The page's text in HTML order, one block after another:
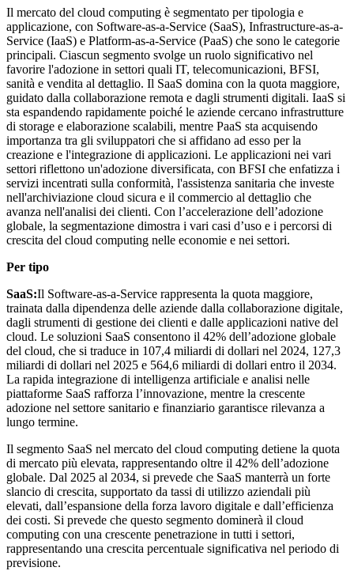
Il mercato del cloud computing è segmentato per tipologia e
applicazione, con Software-as-a-Service (SaaS), Infrastructure-as-a-
Service (IaaS) e Platform-as-a-Service (PaaS) che sono le categorie
principali. Ciascun segmento svolge un ruolo significativo nel
favorire l'adozione in settori quali IT, telecomunicazioni, BFSI,
sanità e vendita al dettaglio. Il SaaS domina con la quota maggiore,
guidato dalla collaborazione remota e dagli strumenti digitali. IaaS si
sta espandendo rapidamente poiché le aziende cercano infrastrutture
di storage e elaborazione scalabili, mentre PaaS sta acquisendo
importanza tra gli sviluppatori che si affidano ad esso per la
creazione e l'integrazione di applicazioni. Le applicazioni nei vari
settori riflettono un'adozione diversificata, con BFSI che enfatizza i
servizi incentrati sulla conformità, l'assistenza sanitaria che investe
nell'archiviazione cloud sicura e il commercio al dettaglio che
avanza nell'analisi dei clienti. Con l’accelerazione dell’adozione
globale, la segmentazione dimostra i vari casi d’uso e i percorsi di
crescita del cloud computing nelle economie e nei settori.
Per tipo
SaaS:Il Software-as-a-Service rappresenta la quota maggiore,
trainata dalla dipendenza delle aziende dalla collaborazione digitale,
dagli strumenti di gestione dei clienti e dalle applicazioni native del
cloud. Le soluzioni SaaS consentono il 42% dell’adozione globale
del cloud, che si traduce in 107,4 miliardi di dollari nel 2024, 127,3
miliardi di dollari nel 2025 e 564,6 miliardi di dollari entro il 2034.
La rapida integrazione di intelligenza artificiale e analisi nelle
piattaforme SaaS rafforza l’innovazione, mentre la crescente
adozione nel settore sanitario e finanziario garantisce rilevanza a
lungo termine.
Il segmento SaaS nel mercato del cloud computing detiene la quota
di mercato più elevata, rappresentando oltre il 42% dell’adozione
globale. Dal 2025 al 2034, si prevede che SaaS manterrà un forte
slancio di crescita, supportato da tassi di utilizzo aziendali più
elevati, dall’espansione della forza lavoro digitale e dall’efficienza
dei costi. Si prevede che questo segmento dominerà il cloud
computing con una crescente penetrazione in tutti i settori,
rappresentando una crescita percentuale significativa nel periodo di
previsione.